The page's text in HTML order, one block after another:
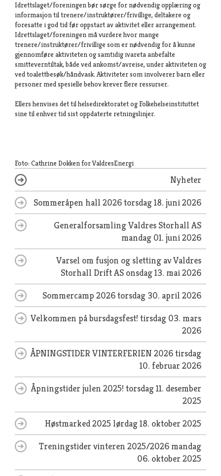
Idrettslaget/foreningen bør sørge for nødvendig opplæring og
informasjon til trenere/instruktører/frivillige, deltakere og
foresatte i god tid før oppstart av aktivitet eller arrangement.
Idrettslaget/foreningen må vurdere hvor mange
trenere/instruktører/frivillige som er nødvendig for å kunne
gjennomføre aktiviteten og samtidig ivareta anbefalte
smitteverntiltak, både ved ankomst/avreise, under aktiviteten og
ved toalettbesøk/håndvask. Aktiviteter som involverer barn eller
personer med spesielle behov krever flere ressurser.
Ellers henvises det til helsedirektoratet og Folkehelseinstituttet
sine til enhver tid sist oppdaterte retningslinjer.
Foto: Cathrine Dokken for ValdresEnergi
Nyheter
Sommeråpen hall 2026torsdag 18. juni 2026
Generalforsamling Valdres Storhall AS
mandag 01. juni 2026
Varsel om fusjon og sletting av Valdres
Storhall Drift AS onsdag 13. mai 2026
Sommercamp 2026torsdag 30. april 2026
Velkommen på bursdagsfest! tirsdag 03. mars
2026
ÅPNINGSTIDER VINTERFERIEN 2026tirsdag
10. februar 2026
Åpningstider julen 2025! torsdag 11. desember
2025
Høstmarked 2025 lørdag 18. oktober 2025
Treningstider vinteren 2025/2026 mandag
06. oktober 2025